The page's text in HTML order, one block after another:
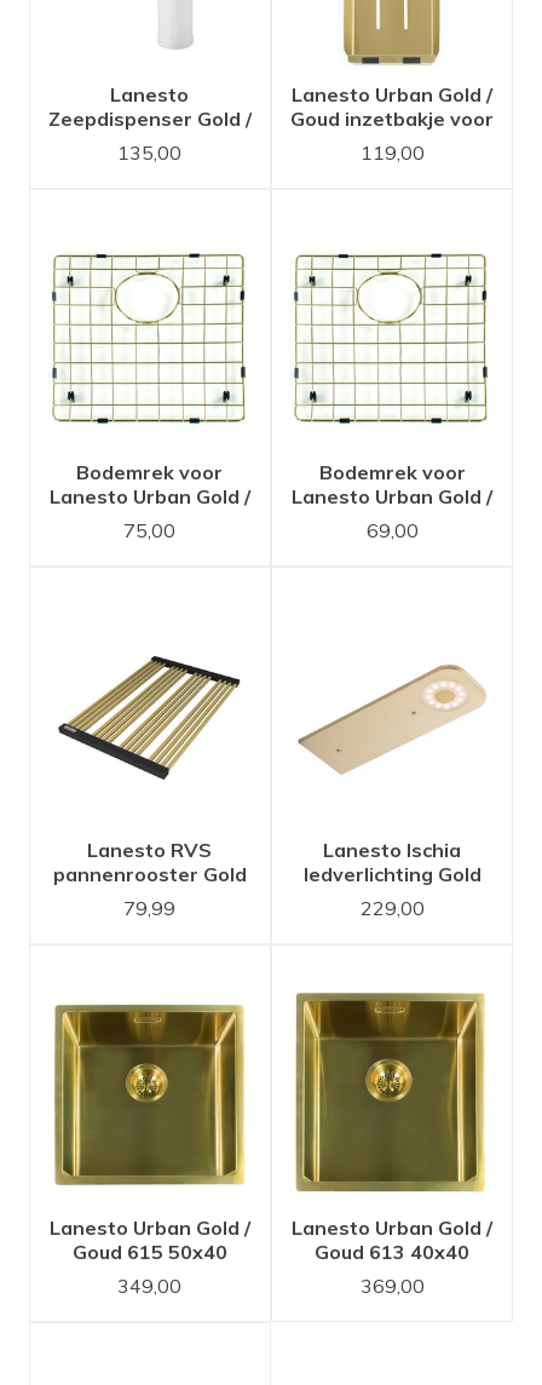
Lanesto
Zeepdispenser Gold /
Goud
135,00
Lanesto Urban Gold /
Goud inzetbakje voor
spoelbak
119,00
Bodemrek voor
Lanesto Urban Gold /
Goud 50x40
spoelbak
75,00
Bodemrek voor
Lanesto Urban Gold /
Goud 40x40
spoelbak
69,00
Lanesto RVS
pannenrooster Gold
/ Goud oprolbaar
79,99
Lanesto Ischia
ledverlichting Gold
met touchdimmer
Set van 2 ledspots
229,00
Lanesto Urban Gold /
Goud 615 50x40
spoelbak
349,00
Lanesto Urban Gold /
Goud 613 40x40
spoelbak
369,00